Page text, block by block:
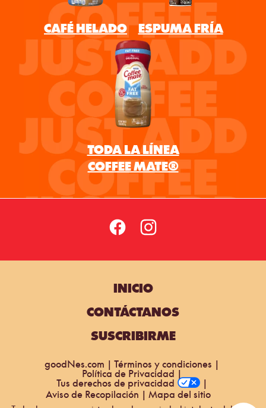
INICIO
CONTÁCTANOS
SUSCRIBIRME
goodNes.com Términos y condiciones
Política de Privacidad
Tus derechos de privacidad
Aviso de Recopilación Mapa del sitio